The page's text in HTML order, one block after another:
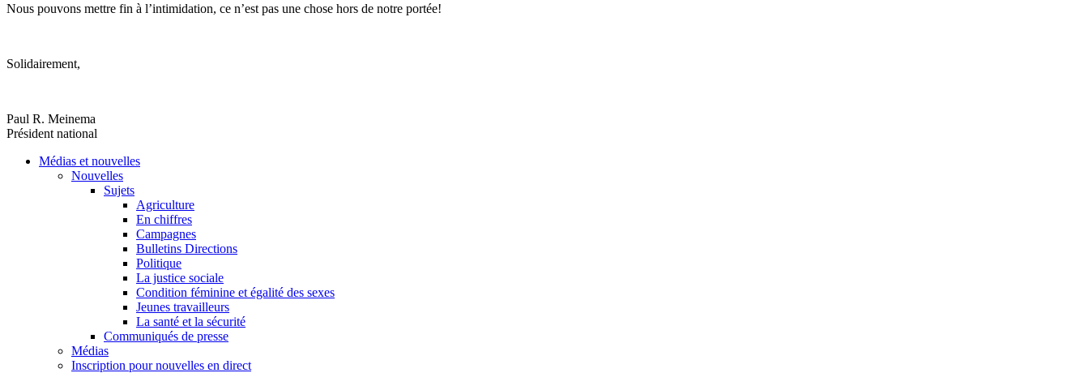
Nous pouvons mettre fin à l’intimidation, ce n’est pas une chose hors de notre portée!
Solidairement,
Paul R. Meinema
Président national
Médias et nouvelles
Nouvelles
Sujets
Agriculture
En chiffres
Campagnes
Bulletins Directions
Politique
La justice sociale
Condition féminine et égalité des sexes
Jeunes travailleurs
La santé et la sécurité
Communiqués de presse
Médias
Inscription pour nouvelles en direct